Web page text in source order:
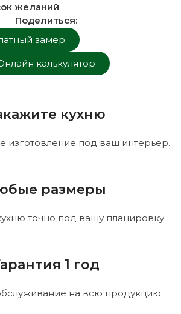
желаний
Поделиться:
замер
калькулятор
кухню
изготовление под ваш интерьер.
размеры
точно под вашу планировку.
1 год
на всю продукцию.